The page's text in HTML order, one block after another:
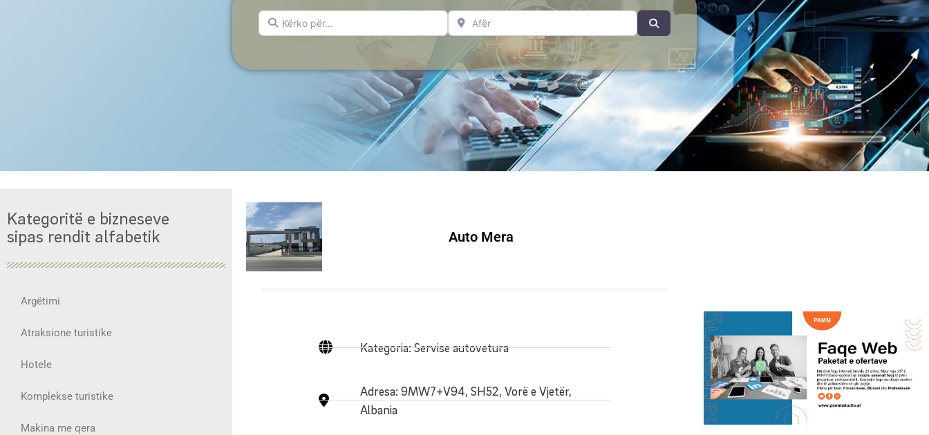
Kërko për... Afër
Kategoritë e bizneseve
sipas rendit alfabetik
Argëtimi
Atraksione turistike
Hotele
Komplekse turistike
Makina me qera
Auto Mera
Kategoria: Servise autovetura
Adresa: 9MW7+V94, SH52, Vorë e Vjetër,
Albania